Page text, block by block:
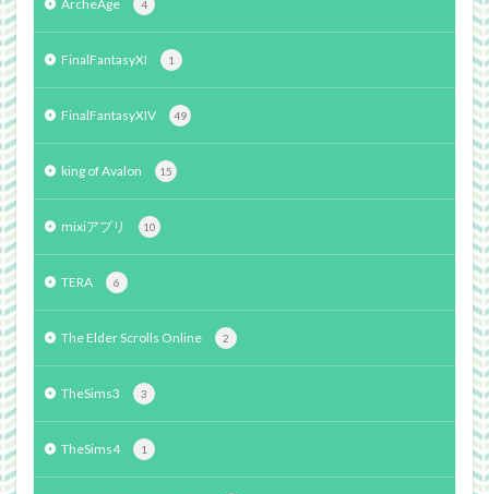
ArcheAge 4
FinalFantasyXI 1
FinalFantasyXIV 49
king of Avalon 15
mixiアプリ 10
TERA 6
The Elder Scrolls Online 2
TheSims3 3
TheSims4 1